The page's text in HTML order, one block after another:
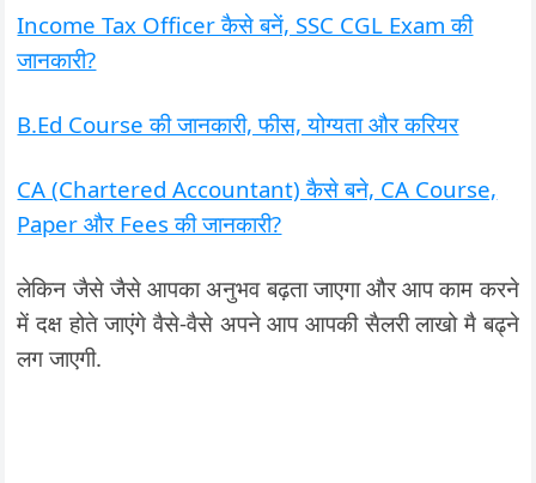
Income Tax Officer कैसे बनें, SSC CGL Exam की
जानकारी?
B.Ed Course की जानकारी, फीस, योग्यता और करियर
CA (Chartered Accountant) कैसे बने, CA Course,
Paper और Fees की जानकारी?
लेकिन जैसे जैसे आपका अनुभव बढ़ता जाएगा और आप काम करने
में दक्ष होते जाएंगे वैसे-वैसे अपने आप आपकी सैलरी लाखो मै बढ्ने
लग जाएगी.